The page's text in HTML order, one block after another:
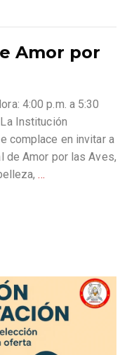
Amor por
4:00 p.m. a 5:30
Institución
complace en invitar a
de Amor por las Aves,
…